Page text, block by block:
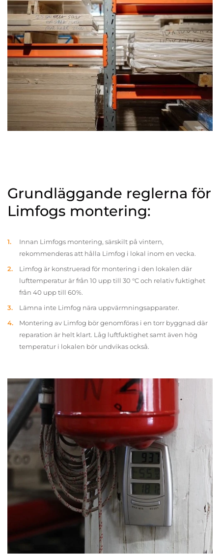
Grundläggande reglerna för
Limfogs montering:
Innan Limfogs montering, särskilt på vintern,
rekommenderas att hålla Limfog i lokal inom en vecka.
Limfog är konstruerad för montering i den lokalen där
lufttemperatur är från 10 upp till 30 °C och relativ fuktighet
från 40 upp till 60%.
Lämna inte Limfog nära uppvärmningsapparater.
Montering av Limfog bör genomföras i en torr byggnad där
reparation är helt klart. Låg luftfuktighet samt även hög
temperatur i lokalen bör undvikas också.